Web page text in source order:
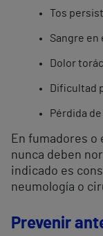
Tos
Sangre en
Dolor
Dificultad
Pérdida
En fumadores
nunca deben
indicado es
neumología o
Prevenir